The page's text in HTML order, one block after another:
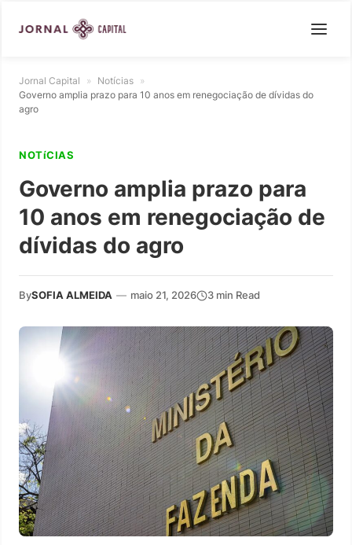
Jornal Capital » Notícias »
Governo amplia prazo para 10 anos em renegociação de dívidas do
agro
NOTíCIAS
Governo amplia prazo para
10 anos em renegociação de
dívidas do agro
BySOFIA ALMEIDA — maio 21, 2026 3 min Read